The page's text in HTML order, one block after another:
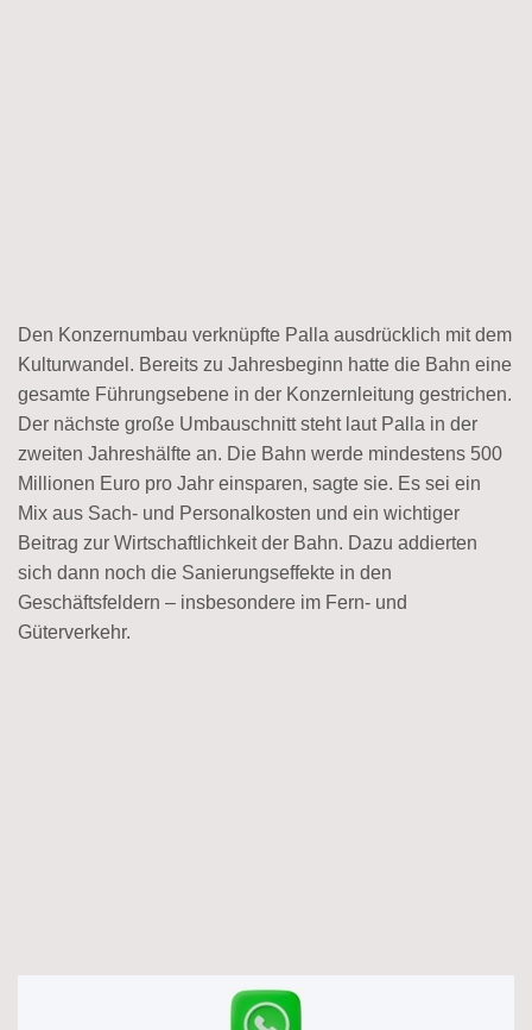
Den Konzernumbau verknüpfte Palla ausdrücklich mit dem
Kulturwandel. Bereits zu Jahresbeginn hatte die Bahn eine
gesamte Führungsebene in der Konzernleitung gestrichen.
Der nächste große Umbauschnitt steht laut Palla in der
zweiten Jahreshälfte an. Die Bahn werde mindestens 500
Millionen Euro pro Jahr einsparen, sagte sie. Es sei ein
Mix aus Sach- und Personalkosten und ein wichtiger
Beitrag zur Wirtschaftlichkeit der Bahn. Dazu addierten
sich dann noch die Sanierungseffekte in den
Geschäftsfeldern – insbesondere im Fern- und
Güterverkehr.